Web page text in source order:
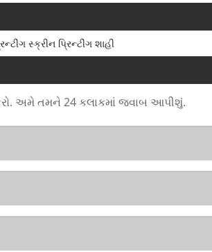
સ્ક્રીન પ્રિન્ટીંગ શાહી
કરો. અમે તમને 24 કલાકમાં જવાબ આપીશું.